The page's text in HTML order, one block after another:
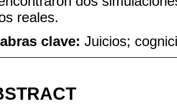
reales.
clave: Juicios;